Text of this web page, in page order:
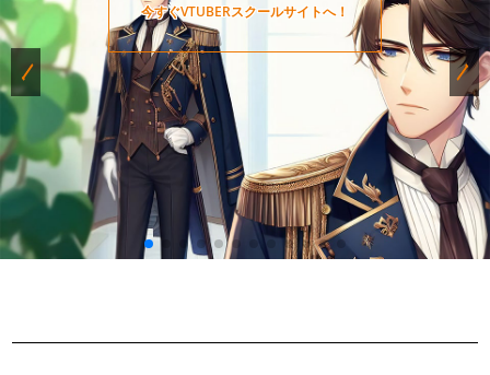
今すぐVTUBERスクールサイトへ！